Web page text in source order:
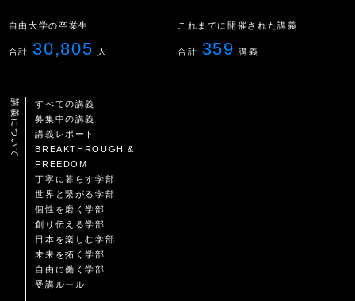
自由大学の卒業生
合計 30,805 人
これまでに開催された講義
合計 359 講義
講義について
すべての講義
募集中の講義
講義レポート
BREAKTHROUGH &
FREEDOM
丁寧に暮らす学部
世界と繋がる学部
個性を磨く学部
創り伝える学部
日本を楽しむ学部
未来を拓く学部
自由に働く学部
受講ルール